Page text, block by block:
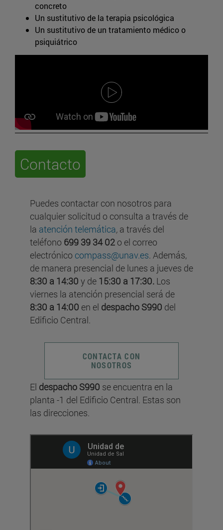
concreto
Un sustitutivo de la terapia psicológica
Un sustitutivo de un tratamiento médico o
psiquiátrico
Contacto
Puedes contactar con nosotros para
cualquier solicitud o consulta a través de
la atención telemática, a través del
teléfono 699 39 34 02 o el correo
electrónico compass@unav.es. Además,
de manera presencial de lunes a jueves de
8:30 a 14:30 y de 15:30 a 17:30. Los
viernes la atención presencial será de
8:30 a 14:00 en el despacho S990 del
Edificio Central.
CONTACTA CON
NOSOTROS
El despacho S990 se encuentra en la
planta -1 del Edificio Central. Estas son
las direcciones.